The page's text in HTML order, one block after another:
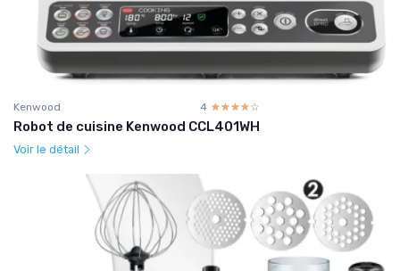
Kenwood 4 ☆☆☆☆☆
★★★★★
Robot de cuisine Kenwood CCL401WH
Voir le détail